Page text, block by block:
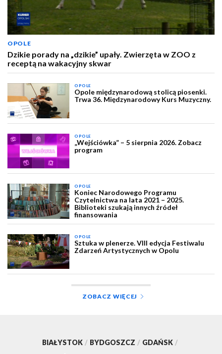
OPOLE
Dzikie porady na „dzikie” upały. Zwierzęta w ZOO z
receptą na wakacyjny skwar
OPOLE
Opole międzynarodową stolicą piosenki.
Trwa 36. Międzynarodowy Kurs Muzyczny.
OPOLE
„Wejściówka” – 5 sierpnia 2026. Zobacz
program
OPOLE
Koniec Narodowego Programu
Czytelnictwa na lata 2021 – 2025.
Biblioteki szukają innych źródeł
finansowania
OPOLE
Sztuka w plenerze. VIII edycja Festiwalu
Zdarzeń Artystycznych w Opolu
ZOBACZ WIĘCEJ
BIAŁYSTOK / BYDGOSZCZ / GDAŃSK /